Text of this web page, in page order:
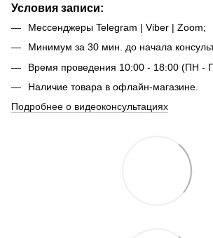
Условия записи:
Мессенджеры Telegram | Viber | Zoom;
Минимум за 30 мин. до начала
Время проведения 10:00 - 18:00 (ПН -
Наличие товара в офлайн-магазине.
Подробнее о видеоконсультациях